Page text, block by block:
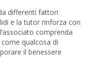
differenti fattori
e la tutor rinforza con
comprenda
qualcosa di
il benessere